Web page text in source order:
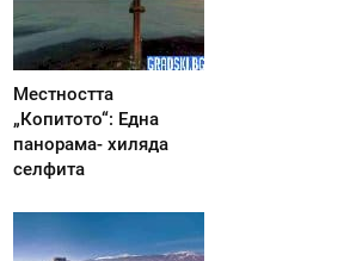
Местността
„Копитото“: Една
панорама- хиляда
селфита